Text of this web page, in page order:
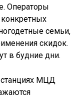
Операторы
семьи,
скидок.
в будние дни.
станциях МЦД